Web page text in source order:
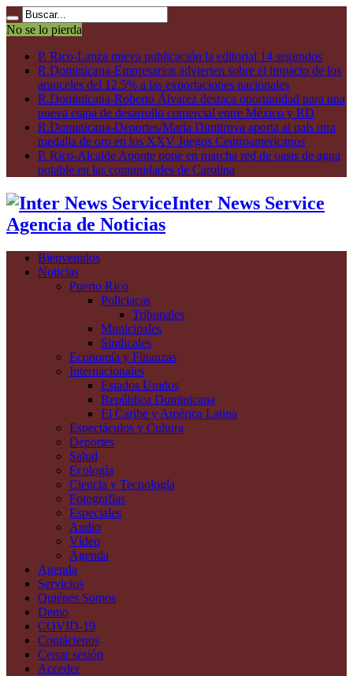
No se lo pierda
P. Rico-Lanza nueva publicación la editorial 14 segundos
R.Dominicana-Empresarios advierten sobre el impacto de los
aranceles del 12.5% a las exportaciones nacionales
R.Dominicana-Roberto Álvarez destaca oportunidad para una
nueva etapa de desarrollo comercial entre México y RD
R.Dominicana-Deportes/María Dimitrova aporta al país otra
medalla de oro en los XXV Juegos Centroamericanos
P. Rico-Alcalde Aponte pone en marcha red de oasis de agua
potable en las comunidades de Carolina
Inter News Service
Agencia de Noticias
Bienvenidos
Noticias
Puerto Rico
Policiacas
Tribunales
Municipales
Sindicales
Economía y Finanzas
Internacionales
Estados Unidos
República Dominicana
El Caribe y América Latina
Espectáculos y Cultura
Deportes
Salud
Ecología
Ciencia y Tecnología
Fotografías
Especiales
Audio
Vídeo
Agenda
Agenda
Servicios
Quiénes Somos
Demo
COVID-19
Contáctenos
Cerrar sesión
Acceder